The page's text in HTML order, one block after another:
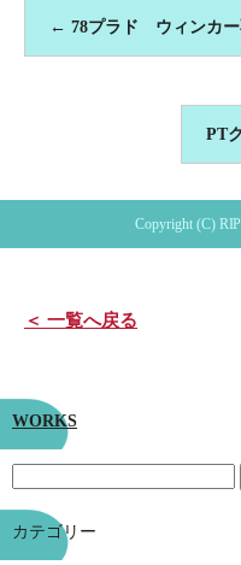
← 78プラド ウィンカー
PT
Copyright (C)
＜ 一覧へ戻る
WORKS
カテゴリー